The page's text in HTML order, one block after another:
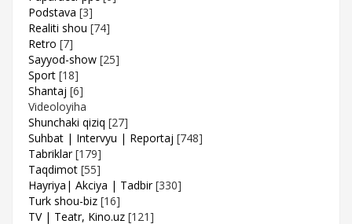
Podstava [3]
Realiti shou [74]
Retro [7]
Sayyod-show [25]
Sport [18]
Shantaj [6]
Videoloyiha
Shunchaki qiziq [27]
Suhbat | Intervyu | Reportaj [748]
Tabriklar [179]
Taqdimot [55]
Hayriya| Akciya | Tadbir [330]
Turk shou-biz [16]
TV | Teatr, Kino.uz [121]